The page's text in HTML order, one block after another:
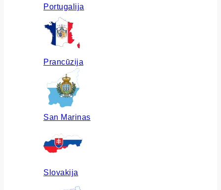
Portugalija
Prancūzija
San Marinas
Slovakija